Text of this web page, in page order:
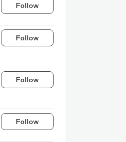
Follow
Follow
Follow
Follow